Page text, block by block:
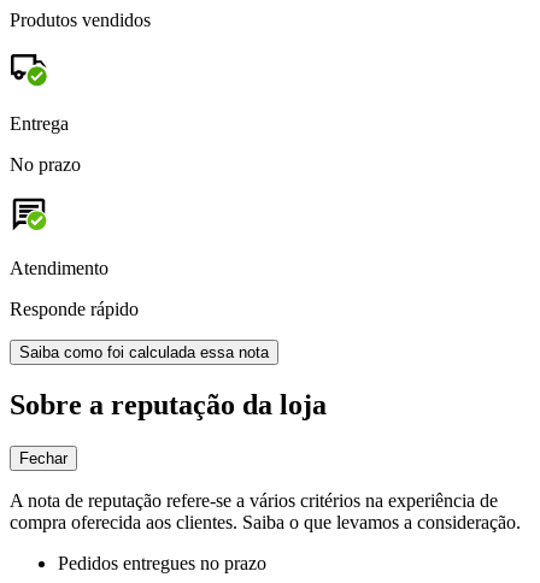
Produtos vendidos
Entrega
No prazo
Atendimento
Responde rápido
Saiba como foi calculada essa nota
Sobre a reputação da loja
Fechar
A nota de reputação refere-se a vários critérios na experiência de
compra oferecida aos clientes. Saiba o que levamos a consideração.
Pedidos entregues no prazo